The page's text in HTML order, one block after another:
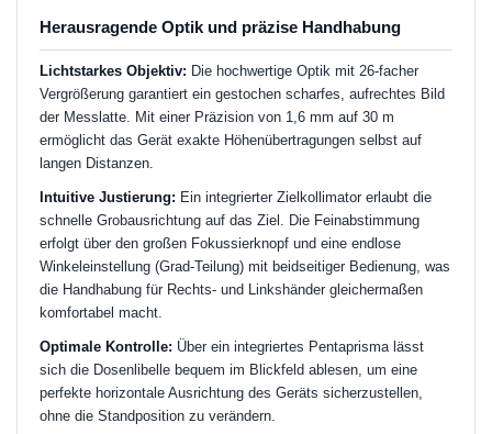
Herausragende Optik und präzise Handhabung
Lichtstarkes Objektiv: Die hochwertige Optik mit 26-facher
Vergrößerung garantiert ein gestochen scharfes, aufrechtes Bild
der Messlatte. Mit einer Präzision von 1,6 mm auf 30 m
ermöglicht das Gerät exakte Höhenübertragungen selbst auf
langen Distanzen.
Intuitive Justierung: Ein integrierter Zielkollimator erlaubt die
schnelle Grobausrichtung auf das Ziel. Die Feinabstimmung
erfolgt über den großen Fokussierknopf und eine endlose
Winkeleinstellung (Grad-Teilung) mit beidseitiger Bedienung, was
die Handhabung für Rechts- und Linkshänder gleichermaßen
komfortabel macht.
Optimale Kontrolle: Über ein integriertes Pentaprisma lässt
sich die Dosenlibelle bequem im Blickfeld ablesen, um eine
perfekte horizontale Ausrichtung des Geräts sicherzustellen,
ohne die Standposition zu verändern.